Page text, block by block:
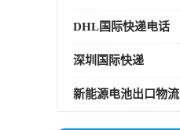
DHL国际快递电话
深圳国际快递
新能源电池出口物流